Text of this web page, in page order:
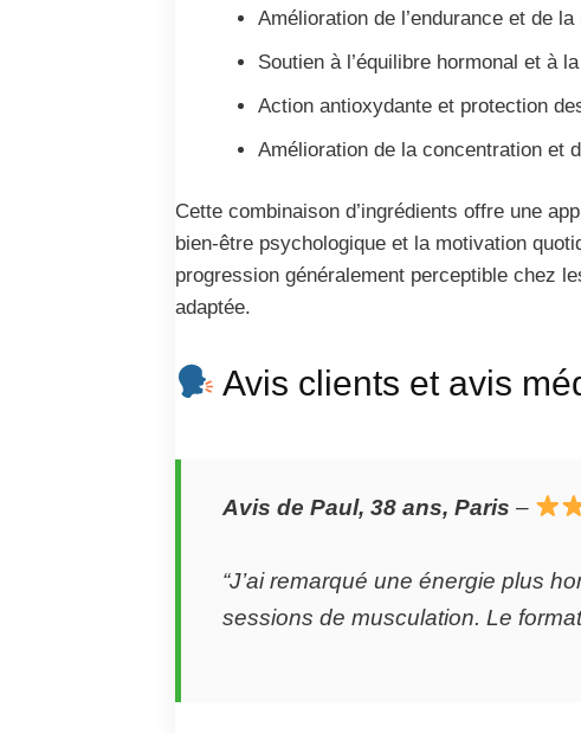
Amélioration de l’endurance et de
Soutien à l’équilibre hormonal et à
Action antioxydante et protection
Amélioration de la concentration et
Cette combinaison d’ingrédients offre une
bien-être psychologique et la motivation
progression généralement perceptible chez
adaptée.
Avis clients et avis
Avis de Paul, 38 ans, Paris –
“J’ai remarqué une énergie plus
sessions de musculation. Le